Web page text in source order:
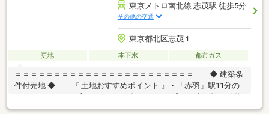
東京メトロ南北線 志茂駅 徒歩5分
その他の交通
東京都北区志茂１
更地 本下水 都市ガス
＝＝＝＝＝＝＝＝＝＝＝＝＝＝＝＝＝＝＝＝＝＝＝ ◆ 建築条
件付売地 ◆ 『 土地おすすめポイント 』・「赤羽」駅11分の
マルチアクセス … 主要シティへダイレクトに繋がる利便性・建物
参考プラン有 … 建物イメージがしやすく検討も安心・3LDKプラン